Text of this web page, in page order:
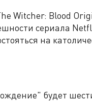
Witcher: Blood
сериала
на
будет